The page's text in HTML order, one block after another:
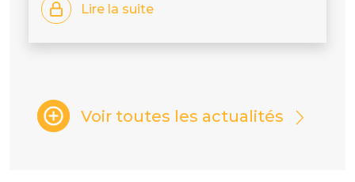
Lire la suite
Voir toutes les actualités